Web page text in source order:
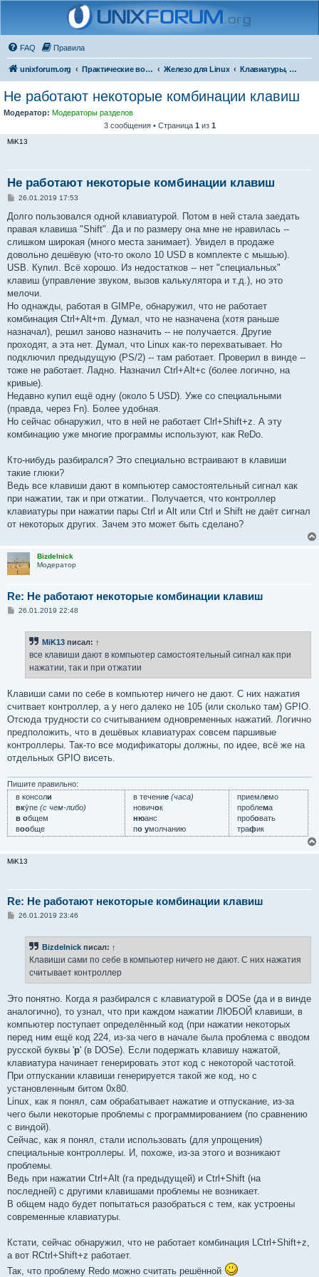
FAQ Правила
unixforum.org Практические вопросы Железо для Linux Клавиатуры, мыши, джойстики, планшеты
Не работают некоторые комбинации клавиш
Модератор: Модераторы разделов
3 сообщения • Страница 1 из 1
MiK13
Не работают некоторые комбинации клавиш
С
о
щ
е
и
е
26.01.2019 17:53
Долго пользовался одной клавиатурой. Потом в ней стала заедать
правая клавиша "Shift". Да и по размеру она мне не нравилась --
слишком широкая (много места занимает). Увидел в продаже
довольно дешёвую (что-то около 10 USD в комплекте с мышью).
USB. Купил. Всё хорошо. Из недостатков -- нет "специальных"
клавиш (управление звуком, вызов калькулятора и т.д.), но это
мелочи.
Но однажды, работая в GIMPе, обнаружил, что не работает
комбинация Ctrl+Alt+m. Думал, что не назначена (хотя раньше
назначал), решил заново назначить -- не получается. Другие
проходят, а эта нет. Думал, что Linux как-то перехватывает. Но
подключил предыдущую (PS/2) -- там работает. Проверил в винде --
тоже не работает. Ладно. Назначил Ctrl+Alt+c (более логично, на
кривые).
Недавно купил ещё одну (около 5 USD). Уже со специальными
(правда, через Fn). Более удобная.
Но сейчас обнаружил, что в ней не работает Clrl+Shift+z. А эту
комбинацию уже многие программы используют, как ReDo.
Кто-нибудь разбирался? Это специально встраивают в клавиши
такие глюки?
Ведь все клавиши дают в компьютер самостоятельный сигнал как
при нажатии, так и при отжатии.. Получается, что контроллер
клавиатуры при нажатии пары Ctrl и Alt или Ctrl и Shift не даёт сигнал
от некоторых других. Зачем это может быть сделано?
Bizdelnick
Модератор
Re: Не работают некоторые комбинации клавиш
С26.01.2019 22:48
MiK13 писал: ↑
все клавиши дают в компьютер самостоятельный сигнал как при
нажатии, так и при отжатии
Клавиши сами по себе в компьютер ничего не дают. С них нажатия
считвает контроллер, а у него далеко не 105 (или сколько там) GPIO.
Отсюда трудности со считыванием одновременных нажатий. Логично
предположить, что в дешёвых клавиатурах совсем паршивые
контроллеры. Так-то все модификаторы должны, по идее, всё же на
отдельных GPIO висеть.
Пишите правильно:
в консоли
вку́пе (с чем-либо)
в общем
вообще
в течение (часа)
новичок
нюанс
по умолчанию
приемлемо
проблема
пробовать
трафик
MiK13
Re: Не работают некоторые комбинации клавиш
С26.01.2019 23:46
Bizdelnick писал: ↑
Клавиши сами по себе в компьютер ничего не дают. С них нажатия
считывает контроллер
Это понятно. Когда я разбирался с клавиатурой в DOSе (да и в винде
аналогично), то узнал, что при каждом нажатии ЛЮБОЙ клавиши, в
компьютер поступает определённый код (при нажатии некоторых
перед ним ещё код 224, из-за чего в начале была проблема с вводом
русской буквы 'р' (в DOSе). Если подержать клавишу нажатой,
клавиатура начинает генерировать этот код с некоторой частотой.
При отпускании клавиши генерируется такой же код, но с
установленным битом 0x80.
Linux, как я понял, сам обрабатывает нажатие и отпускание, из-за
чего были некоторые проблемы с программированием (по сравнению
с виндой).
Сейчас, как я понял, стали использовать (для упрощения)
специальные контроллеры. И, похоже, из-за этого и возникают
проблемы.
Ведь при нажатии Ctrl+Alt (га предыдущей) и Ctrl+Shift (на
последней) с другими клавишами проблемы не возникает.
В общем надо будет попытаться разобраться с тем, как устроены
современные клавиатуры.
Кстати, сейчас обнаружил, что не работает комбинация LCtrl+Shift+z,
а вот RCtrl+Shift+z работает.
Так, что проблему Redo можно считать решённой